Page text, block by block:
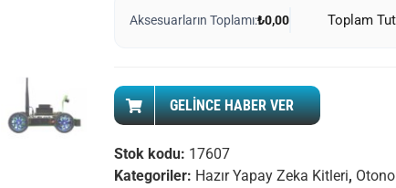
Aksesuarların Toplamı:₺0,00 Toplam
GELINCE HABER VER
Stok kodu: 17607
Kategoriler: Hazır Yapay Zeka Kitleri,